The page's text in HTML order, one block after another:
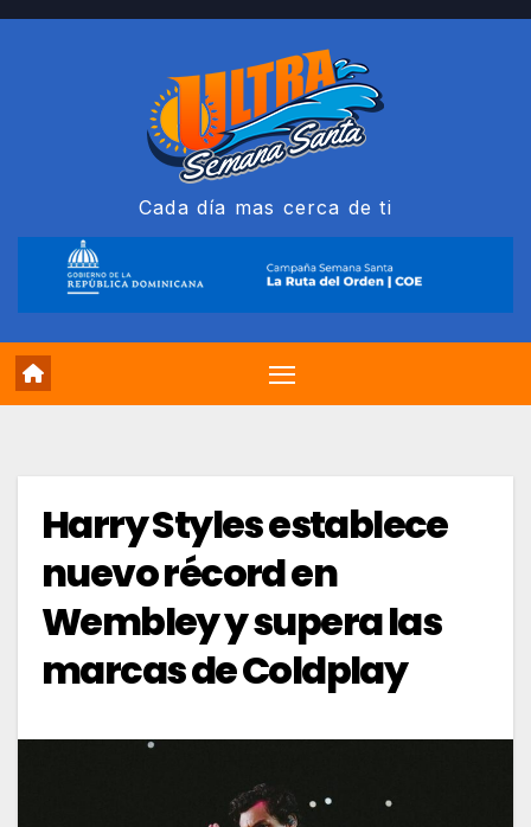
Saltar
Cada día mas cerca de ti
Harry Styles establece
nuevo récord en
Wembley y supera las
marcas de Coldplay